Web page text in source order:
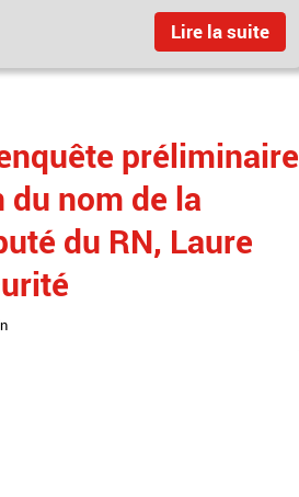
Lire la suite
préliminaire
nom de la
du RN, Laure